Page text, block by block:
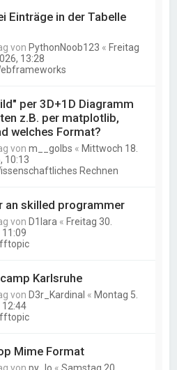
Einträge in der Tabelle
von PythonNoob123 « Freitag
13:28
per 3D+1D Diagramm
z.B. per matplotlib,
welches Format?
vonm__golbs « Mittwoch 18.
10:13
Rechnen
an skilled programmer
von D1lara « Freitag 30.
Karlsruhe
von D3r_Kardinal « Montag 5.
12:44
Mime Format